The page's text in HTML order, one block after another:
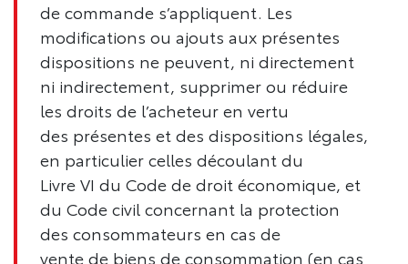
de commande s’appliquent. Les
modifications ou ajouts aux présentes
dispositions ne peuvent, ni directement
ni indirectement, supprimer ou réduire
les droits de l’acheteur en vertu
des présentes et des dispositions légales,
en particulier celles découlant du
Livre VI du Code de droit économique, et
du Code civil concernant la protection
des consommateurs en cas de
vente de biens de consommation (en cas